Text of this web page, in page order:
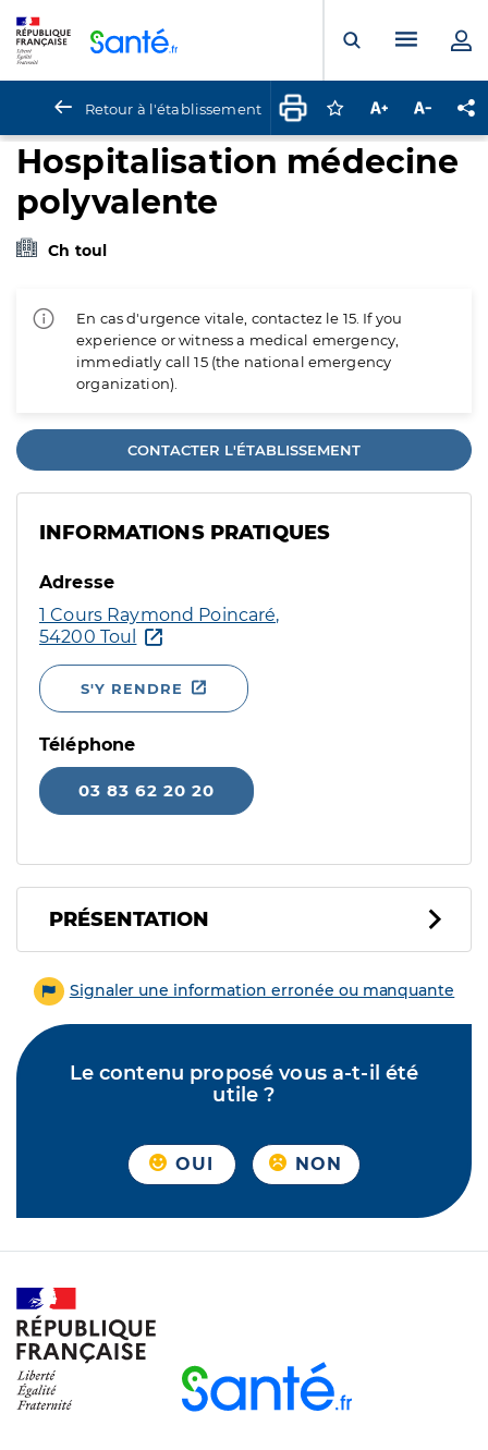
Ouvrir laMenu
Retour à l'établissement Connectez-vous
Augmenter la
Hospitalisation médecine
polyvalente
Ch toul
En cas d'urgence vitale, contactez le 15. If you
experience or witness a medical emergency,
immediatly call 15 (the national emergency
organization).
CONTACTER L'ÉTABLISSEMENT
INFORMATIONS PRATIQUES
Adresse
1 Cours Raymond Poincaré,
54200 Toul
S'Y RENDRE
Téléphone
03 83 62 20 20
PRÉSENTATION
Signaler une information erronée ou manquante
Le contenu proposé vous a-t-il été
utile ?
OUI NON